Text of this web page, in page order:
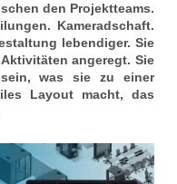
den Projektteams.
Kameradschaft.
lebendiger. Sie
angeregt. Sie
was sie zu einer
Layout macht, das